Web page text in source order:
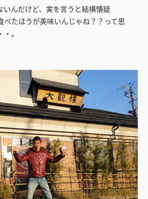
いんだけど、実を言うと結構懐疑
べたほうが美味いんじゃね？？って思
。